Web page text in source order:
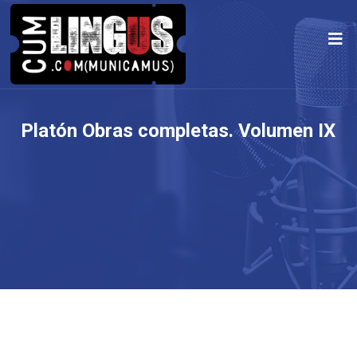
Platón Obras completas. Volumen IX